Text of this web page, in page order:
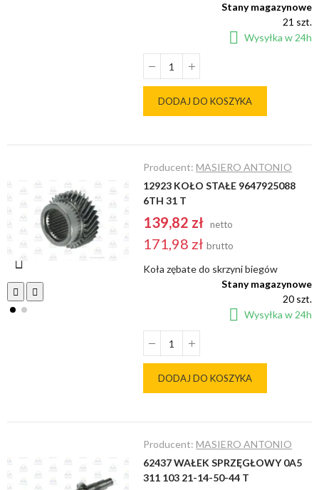
Stany magazynowe
21 szt.
Wysyłka w 24h
DODAJ DO KOSZYKA
Producent:MASIERO ANTONIO
12923 KOŁO STAŁE 9647925088
6TH 31 T
139,82 zł netto
171,98 zł brutto
Koła zębate do skrzyni biegów
Stany magazynowe
20 szt.
Wysyłka w 24h
DODAJ DO KOSZYKA
Producent:MASIERO ANTONIO
62437 WAŁEK SPRZĘGŁOWY 0A5
311 103 21-14-50-44 T